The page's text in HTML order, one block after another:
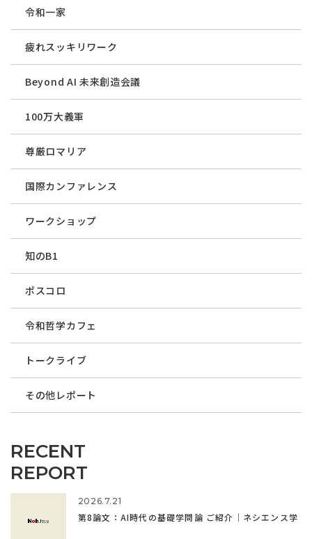
令和一家
疲れスッキリワーク
Beyond AI 未来創造会議
100万大義軍
尊厳ロマリア
国際カンファレンス
ワークショップ
知のB1
ポスコロ
令和哲学カフェ
トークライブ
その他レポート
RECENT
REPORT
2026.7.21
第8論文：AI時代の基礎学問論 ご紹介｜ネシエンス学